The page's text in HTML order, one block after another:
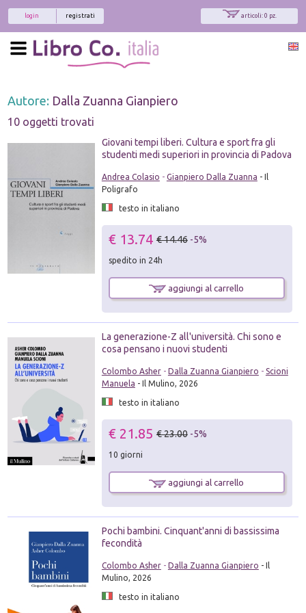
articoli: 0 pz.
registrati
login
Autore: Dalla Zuanna Gianpiero
10 oggetti trovati
Giovani tempi liberi. Cultura e sport fra gli
studenti medi superiori in provincia di Padova
Andrea Colasio - Gianpiero Dalla Zuanna - Il
Poligrafo
testo in italiano
€ 13.74 € 14.46 -5%
spedito in 24h
aggiungi al carrello
La generazione-Z all'università. Chi sono e
cosa pensano i nuovi studenti
Colombo Asher- Dalla Zuanna Gianpiero - Scioni
Manuela - Il Mulino, 2026
testo in italiano
€ 21.85 € 23.00 -5%
10 giorni
aggiungi al carrello
Pochi bambini. Cinquant'anni di bassissima
fecondità
Colombo Asher- Dalla Zuanna Gianpiero - Il
Mulino, 2026
testo in italiano